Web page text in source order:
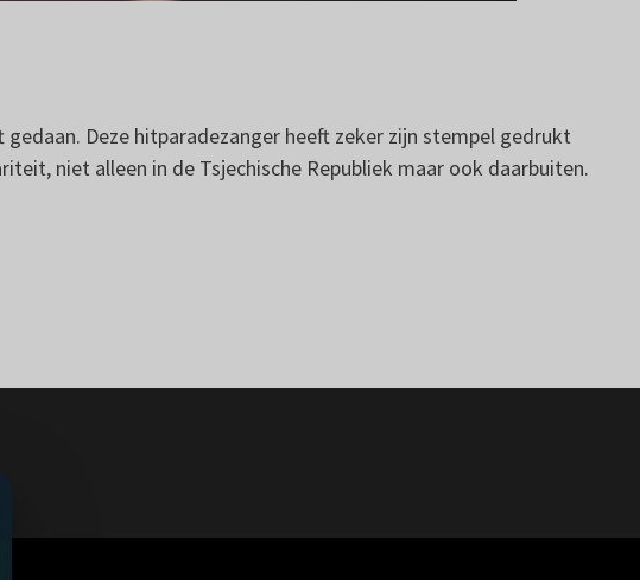
Deze hitparadezanger heeft zeker zijn stempel gedrukt
niet alleen in de Tsjechische Republiek maar ook daarbuiten.